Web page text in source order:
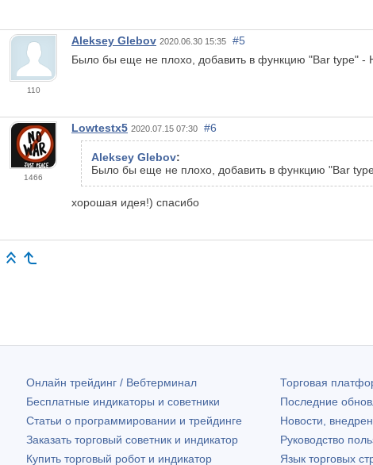
110
Aleksey Glebov 2020.06.30 15:35
#5
Было бы еще не плохо, добавить в функцию "Bar type" -
1466
Lowtestx5 2020.07.15 07:30 #6
Aleksey Glebov:
Было бы еще не плохо, добавить в функцию "Bar
хорошая идея!) спасибо
Онлайн трейдинг / Вебтерминал
Бесплатные индикаторы и советники
Статьи о программировании и трейдинге
Заказать торговый советник и индикатор
Купить торговый робот и индикатор
Торговая
Последние
Новости,
Руководство
Язык торговых